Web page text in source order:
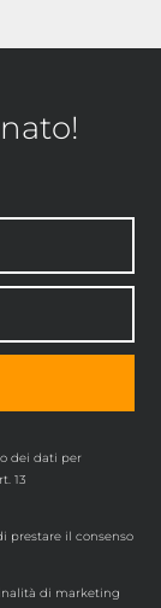
dei dati per
13
prestare il consenso
di marketing